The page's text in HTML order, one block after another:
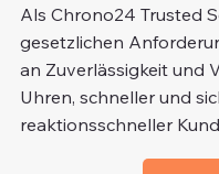
Als Chrono24 Trusted
gesetzlichen
an Zuverlässigkeit und
Uhren, schneller und
reaktionsschneller